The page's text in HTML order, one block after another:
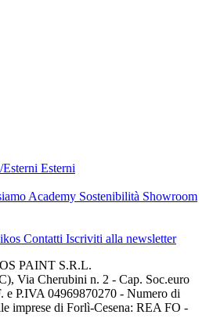
Esterni
Academy Sostenibilità Showroom
Contatti Iscriviti alla newsletter
PAINT S.R.L.
Via Cherubini n. 2 - Cap. Soc.euro
e P.IVA 04969870270 - Numero di
imprese di Forlì-Cesena: REA FO -